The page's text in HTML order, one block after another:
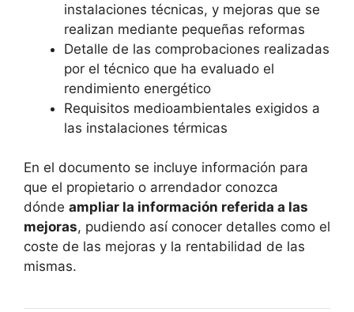
instalaciones técnicas, y mejoras que se
realizan mediante pequeñas reformas
Detalle de las comprobaciones realizadas
por el técnico que ha evaluado el
rendimiento energético
Requisitos medioambientales exigidos a
las instalaciones térmicas
En el documento se incluye información para
que el propietario o arrendador conozca
dónde ampliar la información referida a las
mejoras, pudiendo así conocer detalles como el
coste de las mejoras y la rentabilidad de las
mismas.